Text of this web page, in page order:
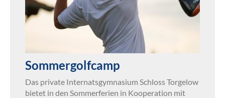
Sommergolfcamp
Das private Internatsgymnasium Schloss Torgelow
bietet in den Sommerferien in Kooperation mit